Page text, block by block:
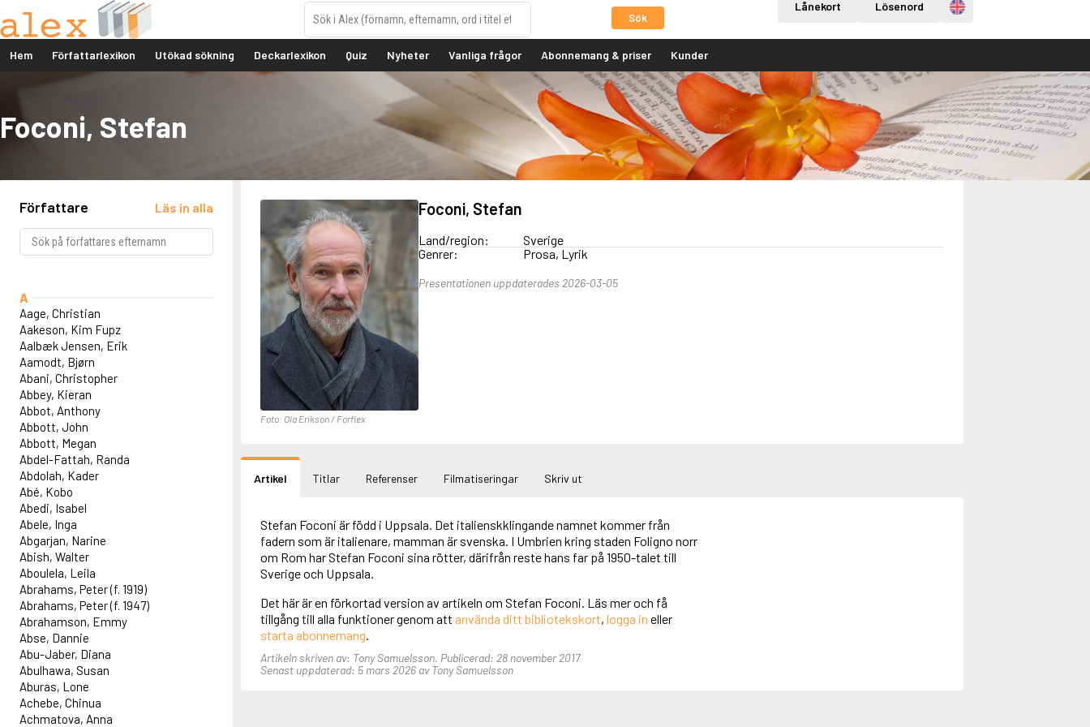
Sök
Lånekort Lösenord Engelska
Hem Författarlexikon Utökad sökning Deckarlexikon Quiz Nyheter Vanliga frågor Abonnemang & priser Kunder
Foconi, Stefan
Författare Läs in alla
A
Aage, Christian
Aakeson, Kim Fupz
Aalbæk Jensen, Erik
Aamodt, Bjørn
Abani, Christopher
Abbey, Kieran
Abbot, Anthony
Abbott, John
Abbott, Megan
Abdel-Fattah, Randa
Abdolah, Kader
Abé, Kobo
Abedi, Isabel
Abele, Inga
Abgarjan, Narine
Abish, Walter
Aboulela, Leila
Abrahams, Peter (f. 1919)
Abrahams, Peter (f. 1947)
Abrahamson, Emmy
Abse, Dannie
Abu-Jaber, Diana
Abulhawa, Susan
Aburas, Lone
Achebe, Chinua
Achmatova, Anna
Foto: Ola Erikson / Forflex
Foconi, Stefan
Land/region:
Sverige
Genrer:
Prosa, Lyrik
Presentationen uppdaterades 2026-03-05
Artikel Titlar Referenser Filmatiseringar Skriv ut
Stefan Foconi är född i Uppsala. Det italienskklingande namnet kommer från
fadern som är italienare, mamman är svenska. I Umbrien kring staden Foligno norr
om Rom har Stefan Foconi sina rötter, därifrån reste hans far på 1950-talet till
Sverige och Uppsala.
Det här är en förkortad version av artikeln om Stefan Foconi. Läs mer och få
tillgång till alla funktioner genom att använda ditt bibliotekskort, logga in eller
starta abonnemang.
Artikeln skriven av: Tony Samuelsson. Publicerad: 28 november 2017
Senast uppdaterad: 5 mars 2026 av Tony Samuelsson